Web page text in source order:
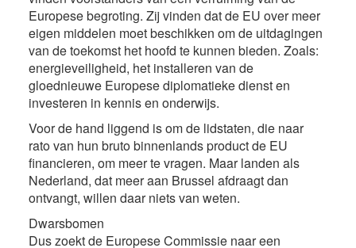
Europese begroting. Zij vinden dat de EU over meer
eigen middelen moet beschikken om de uitdagingen
van de toekomst het hoofd te kunnen bieden. Zoals:
energieveiligheid, het installeren van de
gloednieuwe Europese diplomatieke dienst en
investeren in kennis en onderwijs.
Voor de hand liggend is om de lidstaten, die naar
rato van hun bruto binnenlands product de EU
financieren, om meer te vragen. Maar landen als
Nederland, dat meer aan Brussel afdraagt dan
ontvangt, willen daar niets van weten.
Dwarsbomen
Dus zoekt de Europese Commissie naar een